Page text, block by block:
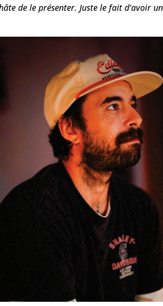
de le présenter. Juste le fait d’avoir